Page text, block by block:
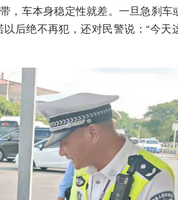
，车本身稳定性就差。一旦急刹车
后绝不再犯，还对民警说：“今天